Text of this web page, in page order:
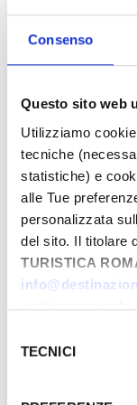
Consenso
Questo sito web
Utilizziamo
tecniche
statistiche) e
alle Tue
personalizzata
del sito. Il titolare
TURISTICA
cookie premendo
gestire le tue
Qualora
delTECNICI